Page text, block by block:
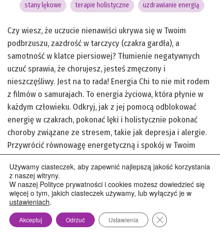
stany lękowe terapie holistyczne uzdrawianie energią
Czy wiesz, że uczucie nienawiści ukrywa się w Twoim
podbrzuszu, zazdrość w tarczycy (czakra gardła), a
samotność w klatce piersiowej? Tłumienie negatywnych
uczuć sprawia, że chorujesz, jesteś zmęczony i
nieszczęśliwy. Jest na to rada! Energia Chi to nie mit rodem
z filmów o samurajach. To energia życiowa, która płynie w
każdym człowieku. Odkryj, jak z jej pomocą odblokować
energię w czakrach, pokonać lęki i holistycznie pokonać
choroby związane ze stresem, takie jak depresja i alergie.
Przywrócić równowagę energetyczną i spokój w Twoim
ciele!
zobacz więcej
Używamy ciasteczek, aby zapewnić najlepszą jakość korzystania
z naszej witryny.
W naszej Polityce prywatności i cookies możesz dowiedzieć się
więcej o tym, jakich ciasteczek używamy, lub wyłączyć je w
ustawieniach.
Akceptuj Odrzuć Ustawienia Zamknij panel